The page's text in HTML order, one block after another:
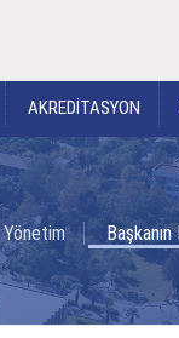
AKREDİTASYON
Yönetim Başkanın